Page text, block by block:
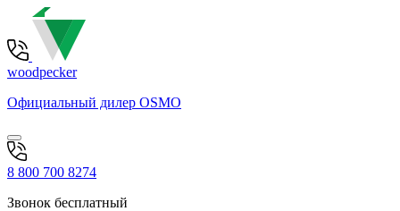
woodpecker
Официальный дилер OSMO
8 800 700 8274
Звонок бесплатный